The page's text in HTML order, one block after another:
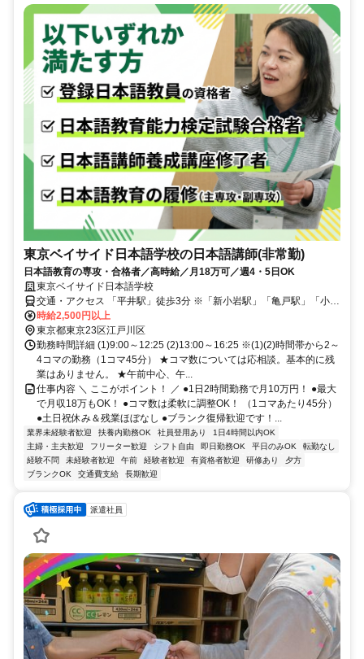
東京ベイサイド日本語学校の日本語講師(非常勤)
日本語教育の専攻・合格者／高時給／月18万可／週4・5日OK
東京ベイサイド日本語学校
交通・アクセス 「平井駅」徒歩3分 ※「新小岩駅」「亀戸駅」「小岩
駅」 「錦糸町駅」「船橋駅」「秋葉原駅」 「市川駅」「浅草橋駅」
「本八幡駅」 「御茶ノ水駅」などの駅からもアクセス良好！
時給2,500円以上
東京都東京23区江戸川区
勤務時間詳細 (1)9:00～12:25 (2)13:00～16:25 ※(1)(2)時間帯から2～
4コマの勤務（1コマ45分） ★コマ数については応相談。基本的に残
業はありません。 ★午前中心、午...
仕事内容 ＼ ここがポイント！ ／ ●1日2時間勤務で月10万円！ ●最大
で月収18万もOK！ ●コマ数は柔軟に調整OK！ （1コマあたり45分）
●土日祝休み＆残業ほぼなし ●ブランク復帰歓迎です！...
業界未経験者歓迎 扶養内勤務OK 社員登用あり
1日4時間以内OK
主婦・主夫歓迎
フリーター歓迎 シフト自由 即日勤務OK 平日のみOK
転勤なし
経験不問
未経験者歓迎 午前 経験者歓迎 有資格者歓迎 研修あり
夕方
ブランクOK
交通費支給 長期歓迎
派遣社員